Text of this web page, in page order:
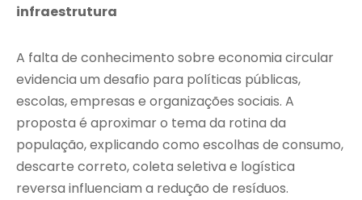
infraestrutura
A falta de conhecimento sobre economia circular
evidencia um desafio para políticas públicas,
escolas, empresas e organizações sociais. A
proposta é aproximar o tema da rotina da
população, explicando como escolhas de consumo,
descarte correto, coleta seletiva e logística
reversa influenciam a redução de resíduos.